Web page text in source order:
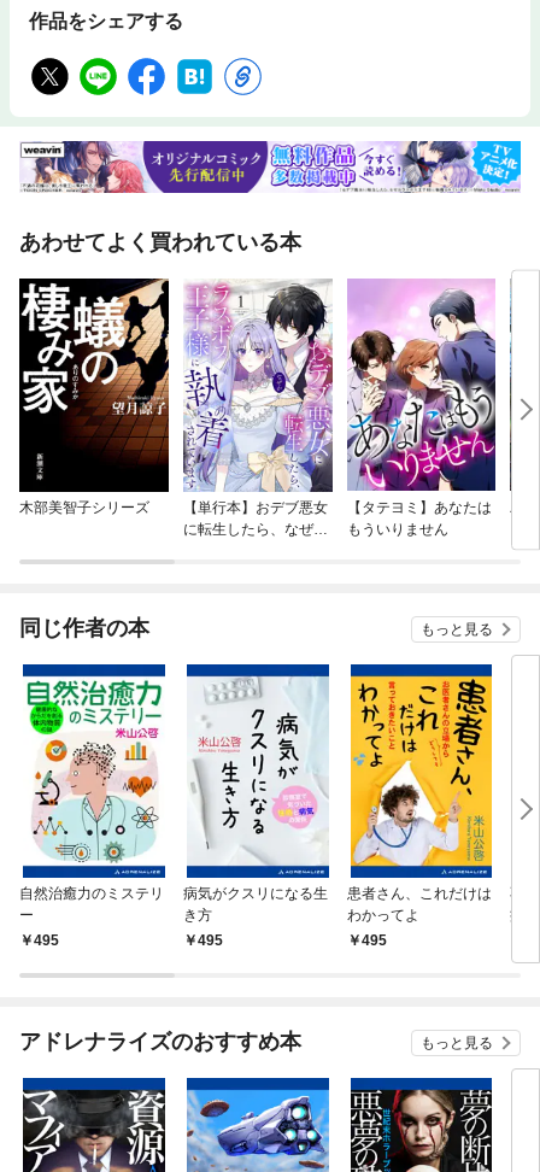
作品をシェアする
あわせてよく買われている本
木部美智子シリーズ
【単行本】おデブ悪女
に転生したら、なぜか
【タテヨミ】あなたは
もういりません
バ
今
同じ作者の本 もっと見る
自然治癒力のミステリ
ー
495
病気がクスリになる生
き方
495
患者さん、これだけは
わかってよ
495
不
病
アドレナライズのおすすめ本 もっと見る